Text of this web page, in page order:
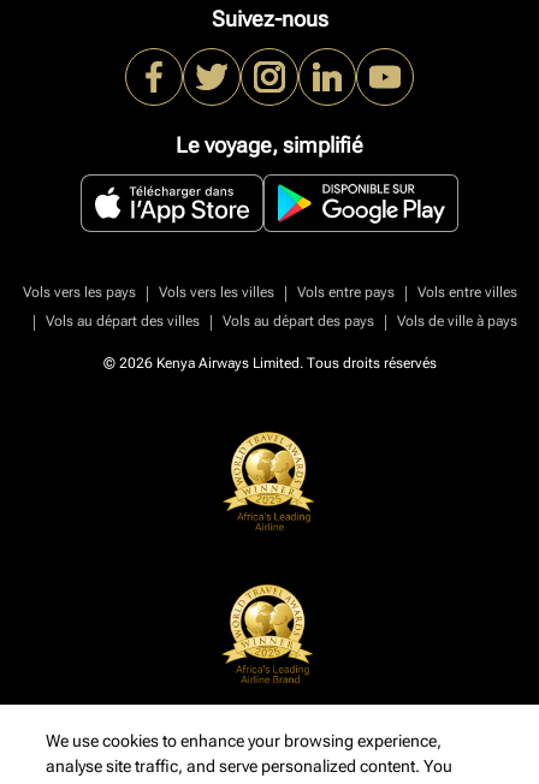
Suivez-nous
Le voyage, simplifié
Vols vers les pays | Vols vers les villes | Vols entre pays |
Vols entre villes
|
Vols au départ des villes | Vols au départ des pays | Vols de ville à pays
© 2026 Kenya Airways Limited. Tous droits réservés
We use cookies to enhance your browsing experience,
analyse site traffic, and serve personalized content. You